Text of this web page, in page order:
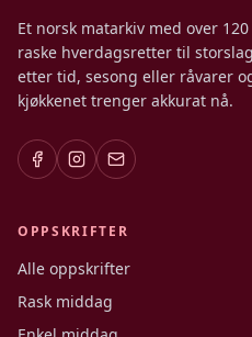
Et norsk matarkiv med over
raske hverdagsretter til
etter tid, sesong eller råvarer
kjøkkenet trenger akkurat nå.
OPPSKRIFTER
Alle oppskrifter
Rask middag